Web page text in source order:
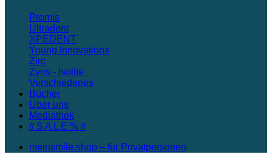
Promis
Ultradent
XPEDENT
Young Innovations
Zirc
Zyris - Isolite
Verschiedenes
Bücher
Über uns
Mediathek
// S A L E % //
meinsmile.shop – für Privatpersonen